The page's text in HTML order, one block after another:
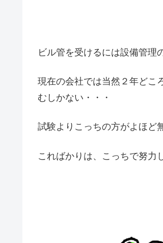
ビル管を受けるには設備管理
現在の会社では当然２年どこ
むしかない・・・
試験よりこっちの方がよほど
こればかりは、こっちで努力